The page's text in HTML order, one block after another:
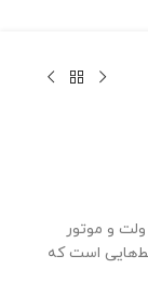
دریل مگنت شارژی مدل GLA-2720 با باتری 20 ولت و موتور
است که